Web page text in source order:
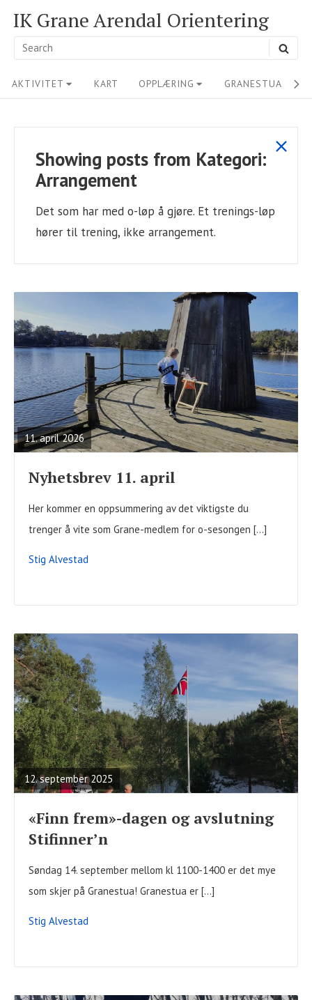
content
IK Grane Arendal Orientering
Search
Site
Navigation
AKTIVITET KART OPPLÆRING GRANESTUA
Showing posts from Kategori:
Arrangement
Det som har med o-løp å gjøre. Et trenings-løp
hører til trening, ikke arrangement.
show
11. april 2026
READ
FULL
POST
Nyhetsbrev 11. april
Her kommer en oppsummering av det viktigste du
trenger å vite som Grane-medlem for o-sesongen […]
Stig Alvestad
12. september 2025
READ
FULL
POST
«Finn frem»-dagen og avslutning
Stifinner’n
Søndag 14. september mellom kl 1100-1400 er det mye
som skjer på Granestua! Granestua er […]
Stig Alvestad